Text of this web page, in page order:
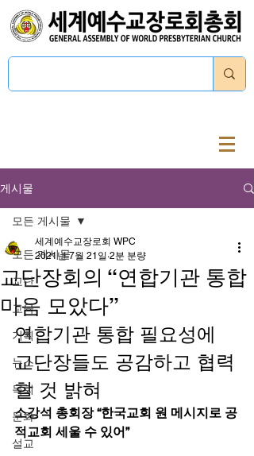
게시물
모든 게시물
교단
교육
기획
뉴스
목회
문화
설교
모든 게시물
교단장회의 “연합기관 통합
마음 모았다”
세계예수교장로회 WPC
2021년 7월 21일 2분 분량
연합기관 통합 필요성에
교단장들도 공감하고 협력
할 것 밝혀
소강석 총회장 “한국교회 원 메시지로 공
적교회 세울 수 있어”